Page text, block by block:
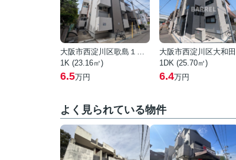
大阪市西淀川区歌島１丁目
1K (23.16㎡)
6.5万円
1DK (25.70㎡)
6.4万円
よく見られている物件